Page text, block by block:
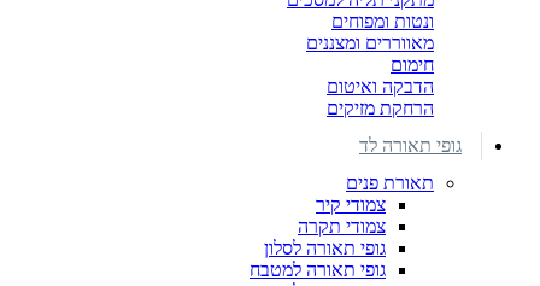
ונטות ומפוחים
מאווררים ומצננים
חימום
הדבקה ואיטום
הרחקת מזיקים
גופי תאורה לד
תאורת פנים
צמודי קיר
צמודי תקרה
גופי תאורה לסלון
גופי תאורה למטבח